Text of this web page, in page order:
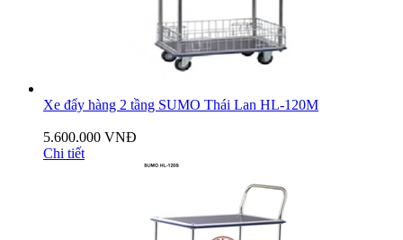
Xe đẩy hàng 2 tầng SUMO Thái Lan HL-120M
5.600.000 VNĐ
Chi tiết